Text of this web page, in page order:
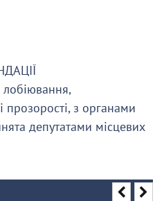
лобіювання,
прозорості, з органами
депутатами місцевих